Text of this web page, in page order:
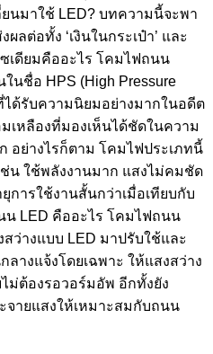
นมาใช้ LED? บทความนี้จะพา
ลต่อทั้ง ‘เงินในกระเป๋า’ และ
เดียมคืออะไร โคมไฟถนน
นชื่อ HPS (High Pressure
ได้รับความนิยมอย่างมากในอดีต
เหลืองที่มองเห็นได้ชัดในความ
อย่างไรก็ตาม โคมไฟประเภทนี้
น ใช้พลังงานมาก แสงไม่คมชัด
การใช้งานสั้นกว่าเมื่อเทียบกับ
LED คืออะไร โคมไฟถนน
ว่างแบบ LED มาปรับใช้และ
างแจ้งโดยเฉพาะ ให้แสงสว่าง
ม่ต้องรอวอร์มอัพ อีกทั้งยัง
จายแสงให้เหมาะสมกับถนน